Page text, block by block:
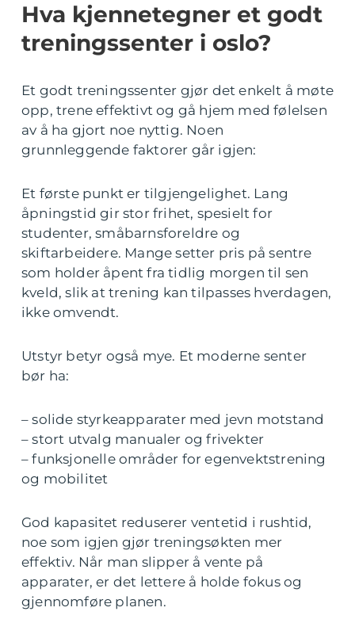
Hva kjennetegner et godt
treningssenter i oslo?
Et godt treningssenter gjør det enkelt å møte
opp, trene effektivt og gå hjem med følelsen
av å ha gjort noe nyttig. Noen
grunnleggende faktorer går igjen:
Et første punkt er tilgjengelighet. Lang
åpningstid gir stor frihet, spesielt for
studenter, småbarnsforeldre og
skiftarbeidere. Mange setter pris på sentre
som holder åpent fra tidlig morgen til sen
kveld, slik at trening kan tilpasses hverdagen,
ikke omvendt.
Utstyr betyr også mye. Et moderne senter
bør ha:
– solide styrkeapparater med jevn motstand
– stort utvalg manualer og frivekter
– funksjonelle områder for egenvektstrening
og mobilitet
God kapasitet reduserer ventetid i rushtid,
noe som igjen gjør treningsøkten mer
effektiv. Når man slipper å vente på
apparater, er det lettere å holde fokus og
gjennomføre planen.